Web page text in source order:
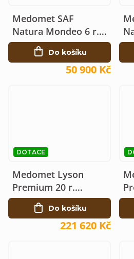
Medomet SAF
Natura Mondeo 6 r.
elektrický 230V Ø80
50 900 Kč
Do košíku
DOTACE
Medomet Lyson
Premium 20 r.
elektrický 230V Ø120
221 620 Kč
Do košíku